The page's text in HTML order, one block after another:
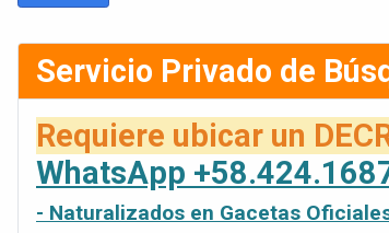
Servicio Privado de
Requiere ubicar un
WhatsApp
- Naturalizados en Gacetas